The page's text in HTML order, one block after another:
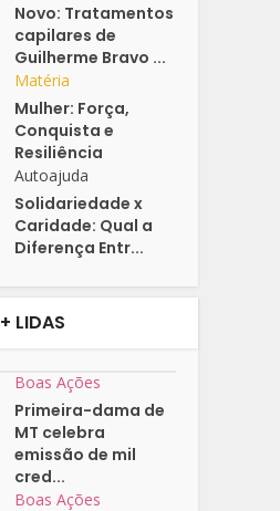
Novo: Tratamentos
capilares de
Guilherme Bravo ...
Matéria
Mulher: Força,
Conquista e
Resiliência
Autoajuda
Solidariedade x
Caridade: Qual a
Diferença Entr...
+ LIDAS
Boas Ações
Primeira-dama de
MT celebra
emissão de mil
cred...
Boas Ações